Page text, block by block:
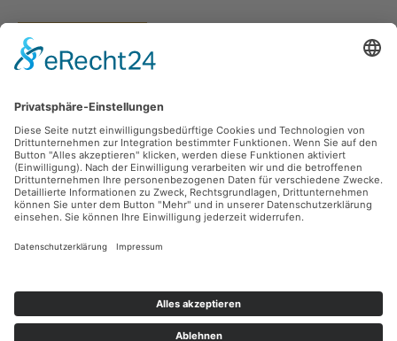
Vertrag widerrufen
Zahlungsarten
Sicher Einkaufen
Ladengeschäft
Newsletter
Facebook Instagram